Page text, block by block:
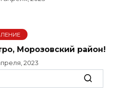
Морозовский район!
2023